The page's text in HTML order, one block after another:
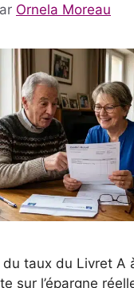
Ornela Moreau
taux du Livret A
sur l’épargne